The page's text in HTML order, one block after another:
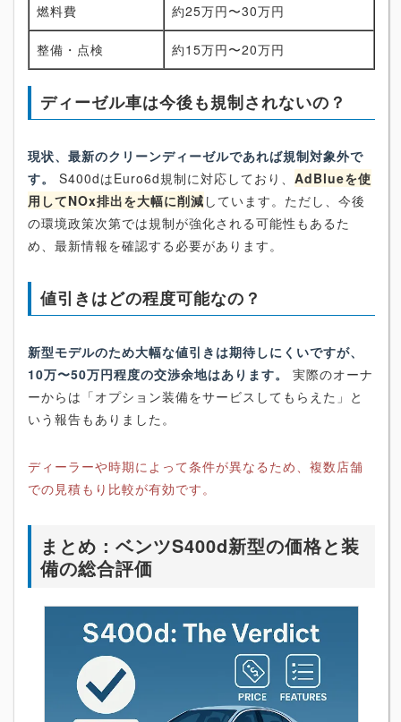
燃料費 約25万円〜30万円
整備・点検 約15万円〜20万円
ディーゼル車は今後も規制されないの？
現状、最新のクリーンディーゼルであれば規制対象外で
す。
S400dはEuro6d規制に対応しており、 AdBlueを使
用してNOx排出を大幅に削減 しています。ただし、今後
の環境政策次第では規制が強化される可能性もあるた
め、最新情報を確認する必要があります。
値引きはどの程度可能なの？
新型モデルのため大幅な値引きは期待しにくいですが、
10万〜50万円程度の交渉余地はあります。
実際のオーナ
ーからは「オプション装備をサービスしてもらえた」と
いう報告もありました。
ディーラーや時期によって条件が異なるため、複数店舗
での見積もり比較が有効です。
まとめ：ベンツS400d新型の価格と装
備の総合評価